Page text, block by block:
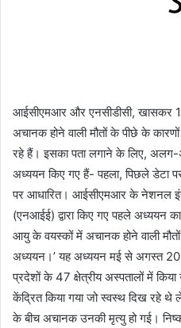
आईसीएमआर और एनसीडीसी, खासकर
अचानक होने वाली मौतों के पीछे के
रहे हैं। इसका पता लगाने के लिए, अलग-
अध्ययन किए गए हैं- पहला, पिछले डेटा
पर आधारित। आईसीएमआर के नेशनल
(एनआईई) द्वारा किए गए पहले अध्ययन
आयु के वयस्कों में अचानक होने वाली
अध्ययन।’ यह अध्ययन मई से अगस्त
प्रदेशों के 47 क्षेत्रीय अस्पतालों में किया
केंद्रित किया गया जो स्वस्थ दिख रहे
के बीच अचानक उनकी मृत्यु हो गई।